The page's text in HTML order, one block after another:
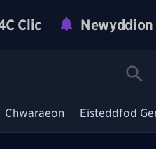
Clic Newyddion
Chwaraeon Eisteddfod